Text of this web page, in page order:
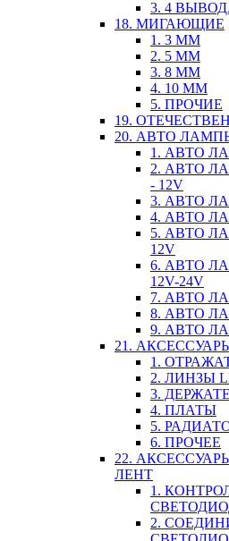
3. 4
18. МИГАЮЩИЕ
1. 3 ММ
2. 5 ММ
3. 8 ММ
4. 10 ММ
5. ПРОЧИЕ
19.
20. АВТО
1. АВТО
2. АВТО
- 12V
3. АВТО
4. АВТО
5. АВТО
12V
6. АВТО
12V-24V
7. АВТО
8. АВТО
9. АВТО
21.
1.
2. ЛИНЗЫ
3.
4. ПЛАТЫ
5.
6. ПРОЧЕЕ
22.
ЛЕНТ
1.
2.